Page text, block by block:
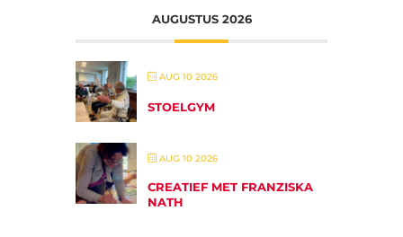
AUGUSTUS 2026
AUG 10 2026
STOELGYM
AUG 10 2026
CREATIEF MET FRANZISKA
NATH